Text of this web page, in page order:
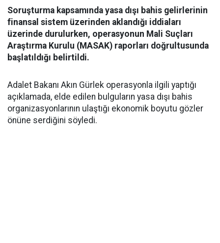
Soruşturma kapsamında yasa dışı bahis gelirlerinin
finansal sistem üzerinden aklandığı iddiaları
üzerinde durulurken, operasyonun Mali Suçları
Araştırma Kurulu (MASAK) raporları doğrultusunda
başlatıldığı belirtildi.
Adalet Bakanı Akın Gürlek operasyonla ilgili yaptığı
açıklamada, elde edilen bulguların yasa dışı bahis
organizasyonlarının ulaştığı ekonomik boyutu gözler
önüne serdiğini söyledi.